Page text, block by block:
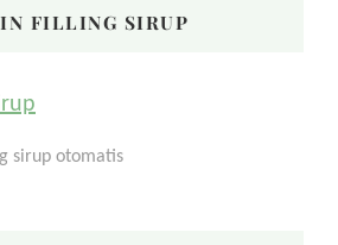
FILLING SIRUP
sirup otomatis